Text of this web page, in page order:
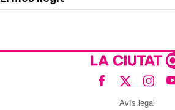
Avís legal